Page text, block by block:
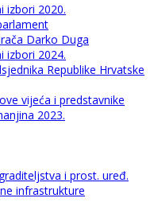
izbori 2020.
Darko Duga
izbori 2024.
Republike Hrvatske
vijeća i predstavnike
2023.
i prost. uređ.
infrastrukture